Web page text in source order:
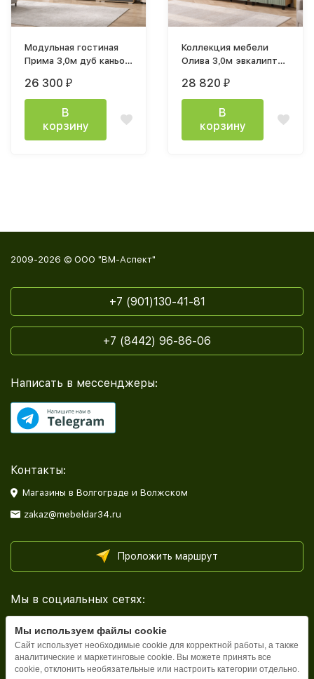
Модульная гостиная
Прима 3,0м дуб каньон
26 300 ₽
В
корзину
Коллекция мебели
Олива 3,0м эвкалипт
28 820 ₽
В
корзину
2009-2026 © ООО "ВМ-Аспект"
+7 (901)130-41-81
+7 (8442) 96-86-06
Написать в мессенджеры:
Контакты:
Магазины в Волгограде и Волжском
zakaz@mebeldar34.ru
Проложить маршрут
Мы в социальных сетях:
Каталог
Мы используем файлы cookie
Сайт использует необходимые cookie для корректной работы, а также
аналитические и маркетинговые cookie. Вы можете принять все
cookie, отклонить необязательные или настроить категории отдельно.